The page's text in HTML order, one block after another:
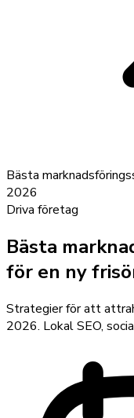
Bästa
2026
Driva företag
Bästa
för en ny
Strategier för att
2026. Lokal SEO,